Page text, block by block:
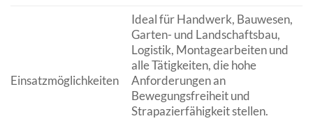
Einsatzmöglichkeiten
Ideal für Handwerk, Bauwesen,
Garten- und Landschaftsbau,
Logistik, Montagearbeiten und
alle Tätigkeiten, die hohe
Anforderungen an
Bewegungsfreiheit und
Strapazierfähigkeit stellen.